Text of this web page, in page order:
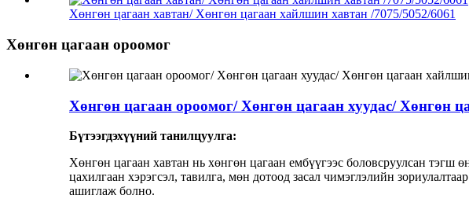
Хөнгөн цагаан хавтан/ Хөнгөн цагаан хайлшин хавтан /7075/5052/6061
Хөнгөн цагаан ороомог
Хөнгөн цагаан ороомог/ Хөнгөн цагаан хуудас/ Хөнгөн
Бүтээгдэхүүний танилцуулга:
Хөнгөн цагаан хавтан нь хөнгөн цагаан ембүүгээс боловсруулсан тэгш
цахилгаан хэрэгсэл, тавилга, мөн дотоод засал чимэглэлийн
ашиглаж болно.